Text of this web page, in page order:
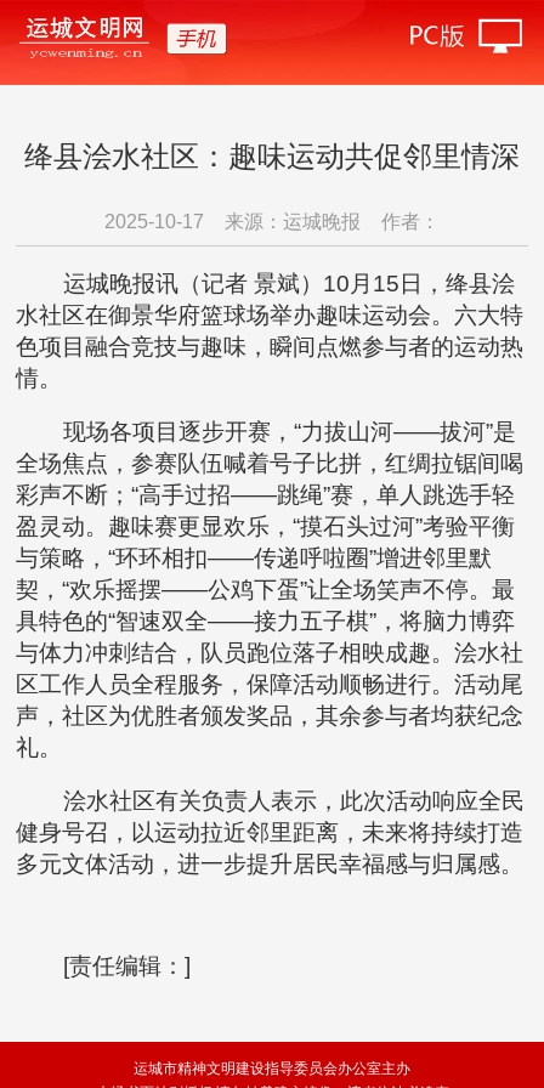
绛县浍水社区：趣味运动共促邻里情深
2025-10-17 来源：运城晚报 作者：
运城晚报讯（记者 景斌）10月15日，绛县浍
水社区在御景华府篮球场举办趣味运动会。六大特
色项目融合竞技与趣味，瞬间点燃参与者的运动热
情。
现场各项目逐步开赛，“力拔山河——拔河”是
全场焦点，参赛队伍喊着号子比拼，红绸拉锯间喝
彩声不断；“高手过招——跳绳”赛，单人跳选手轻
盈灵动。趣味赛更显欢乐，“摸石头过河”考验平衡
与策略，“环环相扣——传递呼啦圈”增进邻里默
契，“欢乐摇摆——公鸡下蛋”让全场笑声不停。最
具特色的“智速双全——接力五子棋”，将脑力博弈
与体力冲刺结合，队员跑位落子相映成趣。浍水社
区工作人员全程服务，保障活动顺畅进行。活动尾
声，社区为优胜者颁发奖品，其余参与者均获纪念
礼。
浍水社区有关负责人表示，此次活动响应全民
健身号召，以运动拉近邻里距离，未来将持续打造
多元文体活动，进一步提升居民幸福感与归属感。
[责任编辑：]
运城市精神文明建设指导委员会办公室主办